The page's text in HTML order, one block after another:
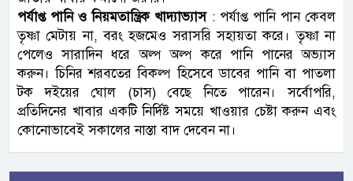
পর্যাপ্ত পানি ও নিয়মতান্ত্রিক খাদ্যাভ্যাস: পর্যাপ্ত পানি পান কেবল
তৃষ্ণা মেটায় না, বরং হজমেও সরাসরি সহায়তা করে। তৃষ্ণা না
পেলেও সারাদিন ধরে অল্প অল্প করে পানি পানের অভ্যাস
করুন। চিনির শরবতের বিকল্প হিসেবে ডাবের পানি বা পাতলা
টক দইয়ের ঘোল (চাস) বেছে নিতে পারেন। সর্বোপরি,
প্রতিদিনের খাবার একটি নির্দিষ্ট সময়ে খাওয়ার চেষ্টা করুন এবং
কোনোভাবেই সকালের নাস্তা বাদ দেবেন না।